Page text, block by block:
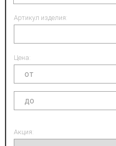
Артикул изделия:
Цена:
Акция: